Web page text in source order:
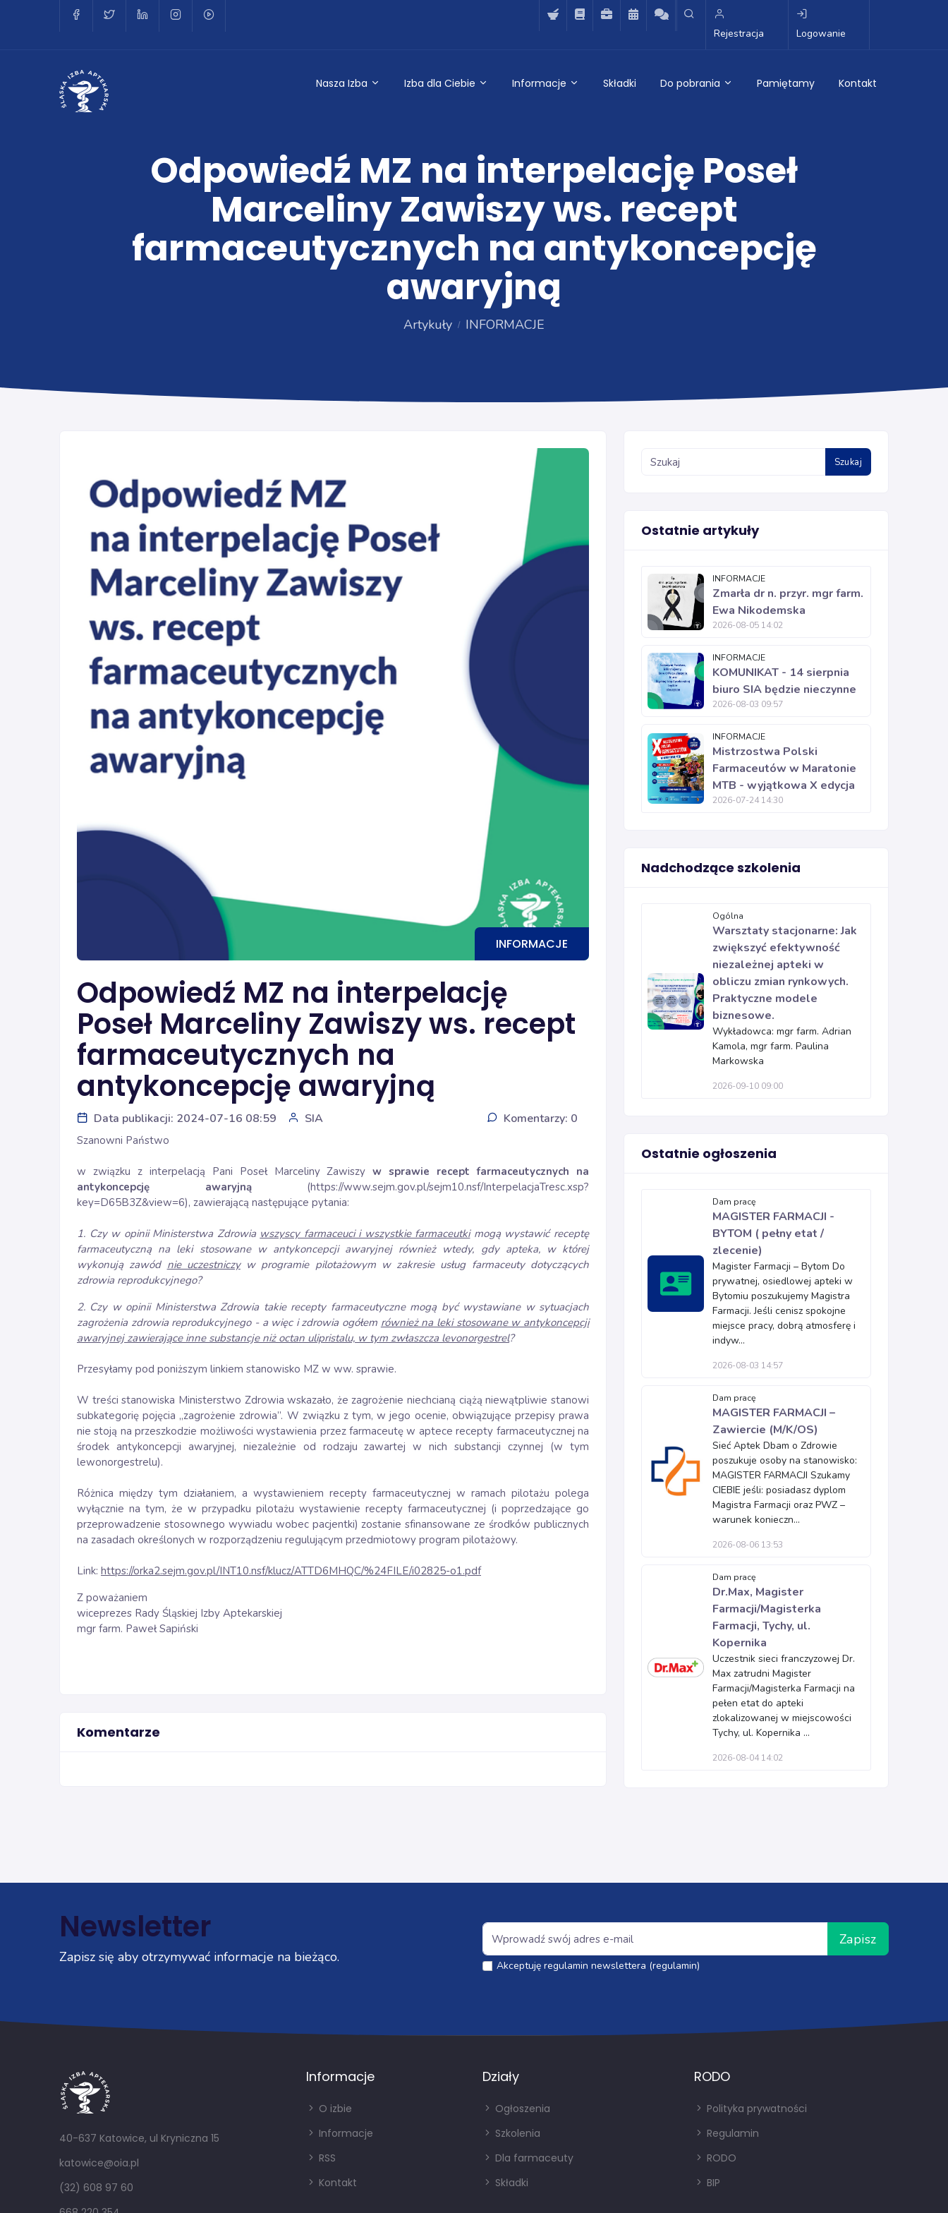
Rejestracja Logowanie
Nasza Izba Izba dla Ciebie Informacje Składki Do pobrania Pamiętamy Kontakt
Odpowiedź MZ na interpelację Poseł
Marceliny Zawiszy ws. recept
farmaceutycznych na antykoncepcję
awaryjną
Artykuły INFORMACJE
INFORMACJE
Odpowiedź MZ na interpelację
Poseł Marceliny Zawiszy ws. recept
farmaceutycznych na
antykoncepcję awaryjną
Data publikacji: 2024-07-16 08:59 SIA Komentarzy: 0
Szanowni Państwo
w związku z interpelacją Pani Poseł Marceliny Zawiszyw sprawie recept farmaceutycznych na
antykoncepcję awaryjną(https://www.sejm.gov.pl/sejm10.nsf/InterpelacjaTresc.xsp?
key=D65B3Z&view=6), zawierającą następujące pytania:
1. Czy w opinii Ministerstwa Zdrowia wszyscy farmaceuci i wszystkie farmaceutkimogą wystawić receptę
farmaceutyczną na leki stosowane w antykoncepcji awaryjnej również wtedy, gdy apteka, w której
wykonują zawód nie uczestniczyw programie pilotażowym w zakresie usług farmaceuty dotyczących
zdrowia reprodukcyjnego?
2. Czy w opinii Ministerstwa Zdrowia takie recepty farmaceutyczne mogą być wystawiane w sytuacjach
zagrożenia zdrowia reprodukcyjnego - a więc i zdrowia ogółem również na leki stosowane w antykoncepcji
awaryjnej zawierające inne substancje niż octan ulipristalu, w tym zwłaszcza levonorgestrel?
Przesyłamy pod poniższym linkiem stanowisko MZ w ww. sprawie.
W treści stanowiska Ministerstwo Zdrowia wskazało, że zagrożenie niechcianą ciążą niewątpliwie stanowi
subkategorię pojęcia „zagrożenie zdrowia”. W związku z tym, w jego ocenie, obwiązujące przepisy prawa
nie stoją na przeszkodzie możliwości wystawienia przez farmaceutę w aptece recepty farmaceutycznej na
środek antykoncepcji awaryjnej, niezależnie od rodzaju zawartej w nich substancji czynnej (w tym
lewonorgestrelu).
Różnica między tym działaniem, a wystawieniem recepty farmaceutycznej w ramach pilotażu polega
wyłącznie na tym, że w przypadku pilotażu wystawienie recepty farmaceutycznej (i poprzedzające go
przeprowadzenie stosownego wywiadu wobec pacjentki) zostanie sfinansowane ze środków publicznych
na zasadach określonych w rozporządzeniu regulującym przedmiotowy program pilotażowy.
Link: https://orka2.sejm.gov.pl/INT10.nsf/klucz/ATTD6MHQC/%24FILE/i02825-o1.pdf
Z poważaniem
wiceprezes Rady Śląskiej Izby Aptekarskiej
mgr farm. Paweł Sapiński
Komentarze
Szukaj
Ostatnie artykuły
INFORMACJE
Zmarła dr n. przyr. mgr farm.
Ewa Nikodemska
2026-08-05 14:02
INFORMACJE
KOMUNIKAT - 14 sierpnia
biuro SIA będzie nieczynne
2026-08-03 09:57
INFORMACJE
Mistrzostwa Polski
Farmaceutów w Maratonie
MTB - wyjątkowa X edycja
2026-07-24 14:30
Nadchodzące szkolenia
Ogólna
Warsztaty stacjonarne: Jak
zwiększyć efektywność
niezależnej apteki w
obliczu zmian rynkowych.
Praktyczne modele
biznesowe.
Wykładowca: mgr farm. Adrian
Kamola, mgr farm. Paulina
Markowska
2026-09-10 09:00
Ostatnie ogłoszenia
Dam pracę
MAGISTER FARMACJI -
BYTOM ( pełny etat /
zlecenie)
Magister Farmacji – Bytom Do
prywatnej, osiedlowej apteki w
Bytomiu poszukujemy Magistra
Farmacji. Jeśli cenisz spokojne
miejsce pracy, dobrą atmosferę i
indyw...
2026-08-03 14:57
Dam pracę
MAGISTER FARMACJI –
Zawiercie (M/K/OS)
Sieć Aptek Dbam o Zdrowie
poszukuje osoby na stanowisko:
MAGISTER FARMACJI Szukamy
CIEBIE jeśli: posiadasz dyplom
Magistra Farmacji oraz PWZ –
warunek konieczn...
2026-08-06 13:53
Dam pracę
Dr.Max, Magister
Farmacji/Magisterka
Farmacji, Tychy, ul.
Kopernika
Uczestnik sieci franczyzowej Dr.
Max zatrudni Magister
Farmacji/Magisterka Farmacji na
pełen etat do apteki
zlokalizowanej w miejscowości
Tychy, ul. Kopernika ...
2026-08-04 14:02
Newsletter
Zapisz się aby otrzymywać informacje na bieżąco.
Zapisz
Akceptuję regulamin newslettera (regulamin)
40-637 Katowice, ul Kryniczna 15
katowice@oia.pl
(32) 608 97 60
Informacje
O izbie
Informacje
RSS
Kontakt
Działy
Ogłoszenia
Szkolenia
Dla farmaceuty
Składki
RODO
Polityka prywatności
Regulamin
RODO
BIP